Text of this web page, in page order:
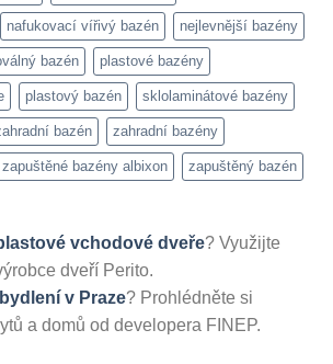
nafukovací vířivý bazén nejlevnější bazény
bazén plastové bazény
plastový bazén sklolaminátové bazény
bazén zahradní bazény
zapuštěné bazény albixon zapuštěný bazén
vchodové dveře? Využijte
dveří Perito.
bydlení v Praze? Prohlédněte si
a domů od developera FINEP.